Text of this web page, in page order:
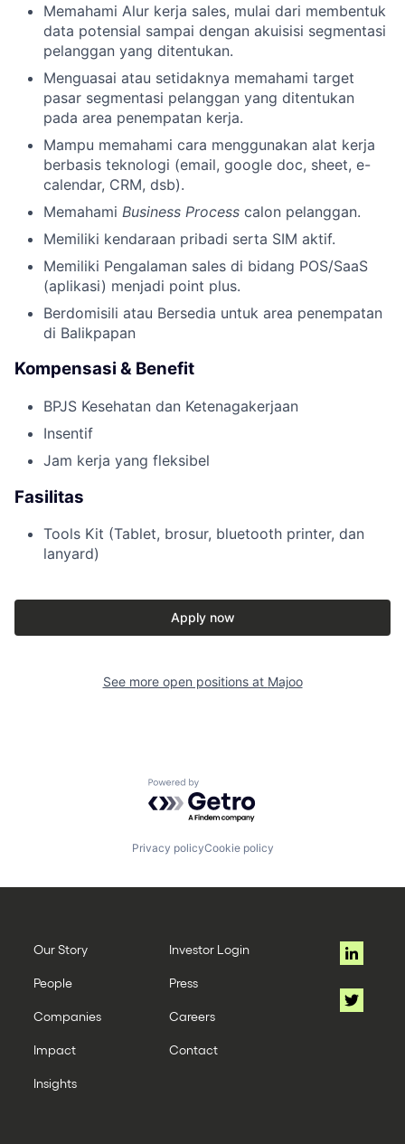
Memahami Alur kerja sales, mulai dari membentuk
data potensial sampai dengan akuisisi segmentasi
pelanggan yang ditentukan.
Menguasai atau setidaknya memahami target
pasar segmentasi pelanggan yang ditentukan
pada area penempatan kerja.
Mampu memahami cara menggunakan alat kerja
berbasis teknologi (email, google doc, sheet, e-
calendar, CRM, dsb).
Memahami Business Process calon pelanggan.
Memiliki kendaraan pribadi serta SIM aktif.
Memiliki Pengalaman sales di bidang POS/SaaS
(aplikasi) menjadi point plus.
Berdomisili atau Bersedia untuk area penempatan
di Balikpapan
Kompensasi & Benefit
BPJS Kesehatan dan Ketenagakerjaan
Insentif
Jam kerja yang fleksibel
Fasilitas
Tools Kit (Tablet, brosur, bluetooth printer, dan
lanyard)
Apply now
See more open positions at Majoo
Powered by Getro.com
Privacy policyCookie policy
Our Story
People
Companies
Impact
Insights
Investor Login
Press
Careers
Contact